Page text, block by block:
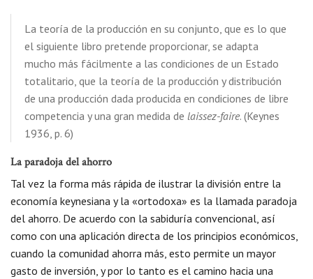
La teoría de la producción en su conjunto, que es lo que
el siguiente libro pretende proporcionar, se adapta
mucho más fácilmente a las condiciones de un Estado
totalitario, que la teoría de la producción y distribución
de una producción dada producida en condiciones de libre
competencia y una gran medida de laissez-faire. (Keynes
1936, p. 6)
La paradoja del ahorro
Tal vez la forma más rápida de ilustrar la división entre la
economía keynesiana y la «ortodoxa» es la llamada paradoja
del ahorro. De acuerdo con la sabiduría convencional, así
como con una aplicación directa de los principios económicos,
cuando la comunidad ahorra más, esto permite un mayor
gasto de inversión, y por lo tanto es el camino hacia una